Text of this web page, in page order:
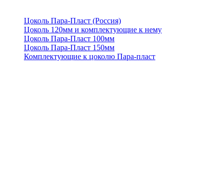
Цоколь Пара-Пласт (Россия)
Цоколь 120мм и комплектующие к нему
Цоколь Пара-Пласт 100мм
Цоколь Пара-Пласт 150мм
Комплектующие к цоколю Пара-пласт